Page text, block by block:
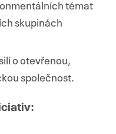
témat
skupinách
o otevřenou,
společnost.